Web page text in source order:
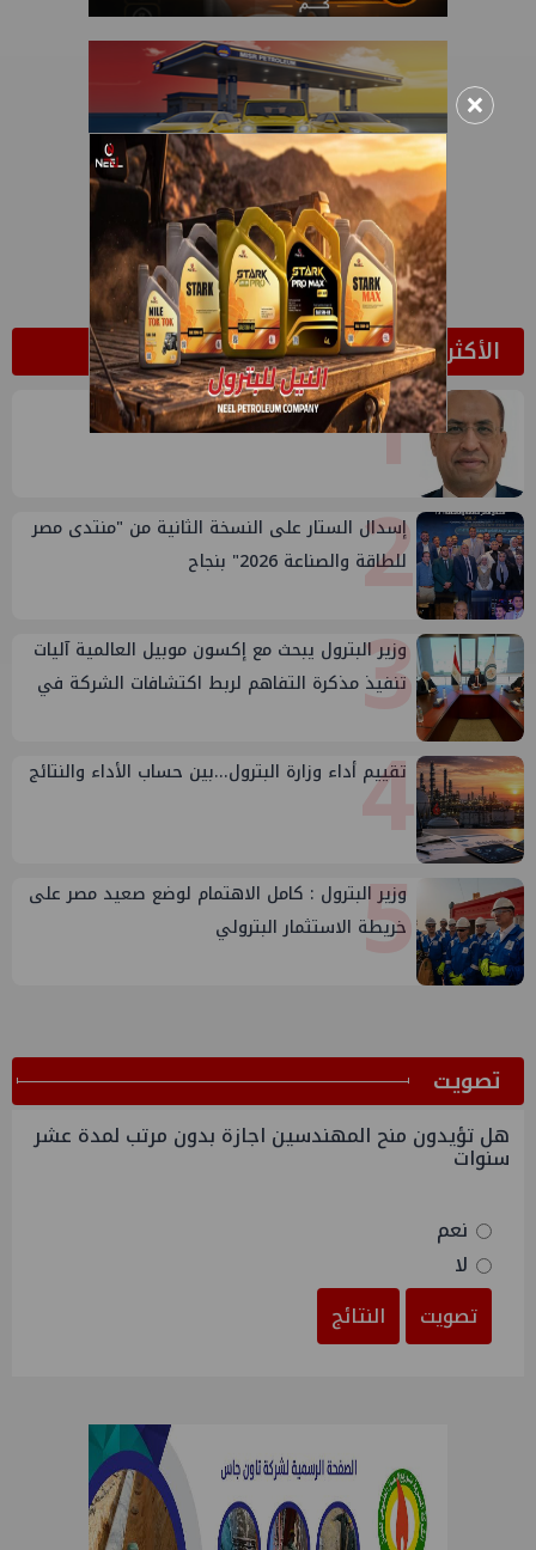
الأكثر قراءة
1
وائل عطية يكتب: انتحال صفة الزلزال
2
إسدال الستار على النسخة الثانية من "منتدى مصر
للطاقة والصناعة 2026" بنجاح
3
وزير البترول يبحث مع إكسون موبيل العالمية آليات
تنفيذ مذكرة التفاهم لربط اكتشافات الشركة في
4
تقييم أداء وزارة البترول...بين حساب الأداء والنتائج
5
وزير البترول : كامل الاهتمام لوضع صعيد مصر على
خريطة الاستثمار البترولي
ﺗﺼﻮﻳﺖ
هل تؤيدون منح المهندسين اجازة بدون مرتب لمدة عشر
سنوات
نعم
لا
تصويت
النتائج
×